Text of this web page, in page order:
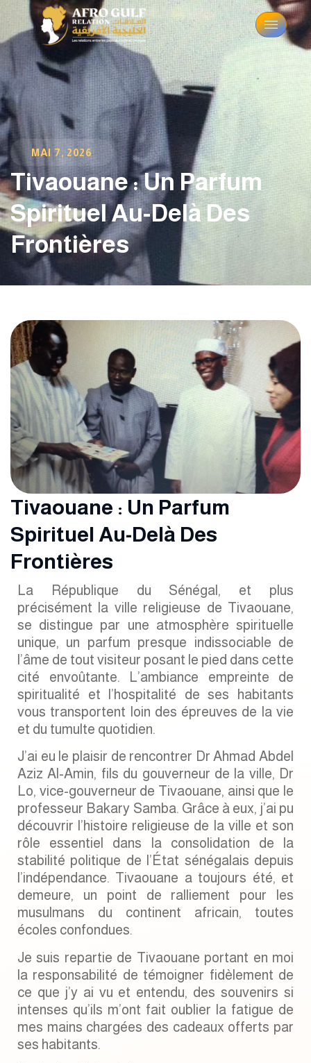
MAI 7, 2026
Tivaouane : Un Parfum
Spirituel Au-Delà Des
Frontières
Tivaouane : Un Parfum
Spirituel Au-Delà Des
Frontières
La République du Sénégal, et plus
précisément la ville religieuse de Tivaouane,
se distingue par une atmosphère spirituelle
unique, un parfum presque indissociable de
l’âme de tout visiteur posant le pied dans cette
cité envoûtante. L’ambiance empreinte de
spiritualité et l’hospitalité de ses habitants
vous transportent loin des épreuves de la vie
et du tumulte quotidien.
J’ai eu le plaisir de rencontrer Dr Ahmad Abdel
Aziz Al-Amin, fils du gouverneur de la ville, Dr
Lo, vice-gouverneur de Tivaouane, ainsi que le
professeur Bakary Samba. Grâce à eux, j’ai pu
découvrir l’histoire religieuse de la ville et son
rôle essentiel dans la consolidation de la
stabilité politique de l’État sénégalais depuis
l’indépendance. Tivaouane a toujours été, et
demeure, un point de ralliement pour les
musulmans du continent africain, toutes
écoles confondues.
Je suis repartie de Tivaouane portant en moi
la responsabilité de témoigner fidèlement de
ce que j’y ai vu et entendu, des souvenirs si
intenses qu’ils m’ont fait oublier la fatigue de
mes mains chargées des cadeaux offerts par
ses habitants.